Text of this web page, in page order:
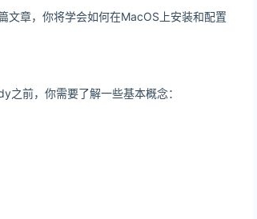
章，你将学会如何在MacOS上安装和配置
前，你需要了解一些基本概念：